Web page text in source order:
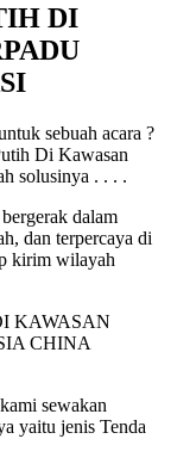
DI
sebuah acara ?
Di Kawasan
solusinya . . . .
dalam
dan terpercaya di
kirim wilayah
sewakan
yaitu jenis Tenda